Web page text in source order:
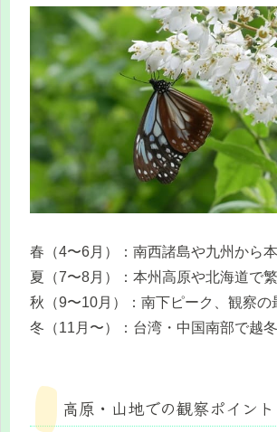
春（4〜6月）：南西諸島や九州から
夏（7〜8月）：本州高原や北海道で
秋（9〜10月）：南下ピーク、観察の
冬（11月〜）：台湾・中国南部で越冬
高原・山地での観察ポイント